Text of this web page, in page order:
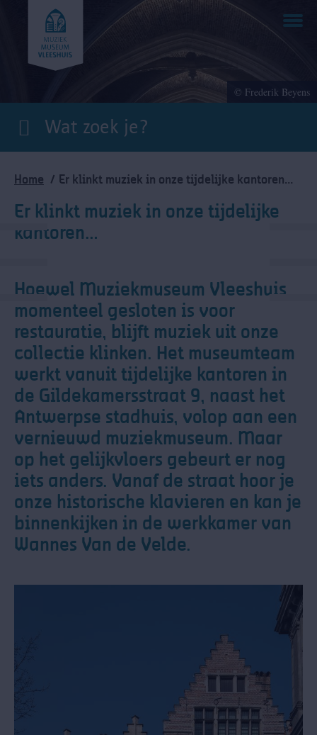
© Frederik Beyens
Kruimelpad
Home Er klinkt muziek in onze tijdelijke kantoren…
Er klinkt muziek in onze tijdelijke
kantoren…
Hoewel Muziekmuseum Vleeshuis
momenteel gesloten is voor
restauratie, blijft muziek uit onze
collectie klinken. Het museumteam
werkt vanuit tijdelijke kantoren in
de Gildekamersstraat 9, naast het
Antwerpse stadhuis, volop aan een
vernieuwd muziekmuseum. Maar
op het gelijkvloers gebeurt er nog
iets anders. Vanaf de straat hoor je
onze historische klavieren en kan je
binnenkijken in de werkkamer van
Wannes Van de Velde.